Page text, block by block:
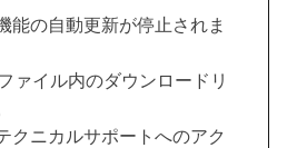
能の自動更新が停止されま
ァイル内のダウンロードリ
クニカルサポートへのアク